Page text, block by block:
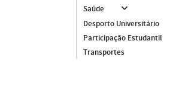
Saúde
Desporto Universitário
Participação Estudantil
Transportes